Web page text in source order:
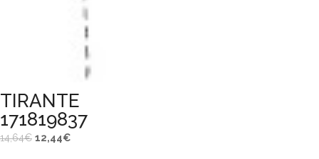
TIRANTE
171819837
14,64€ Il
12,44€